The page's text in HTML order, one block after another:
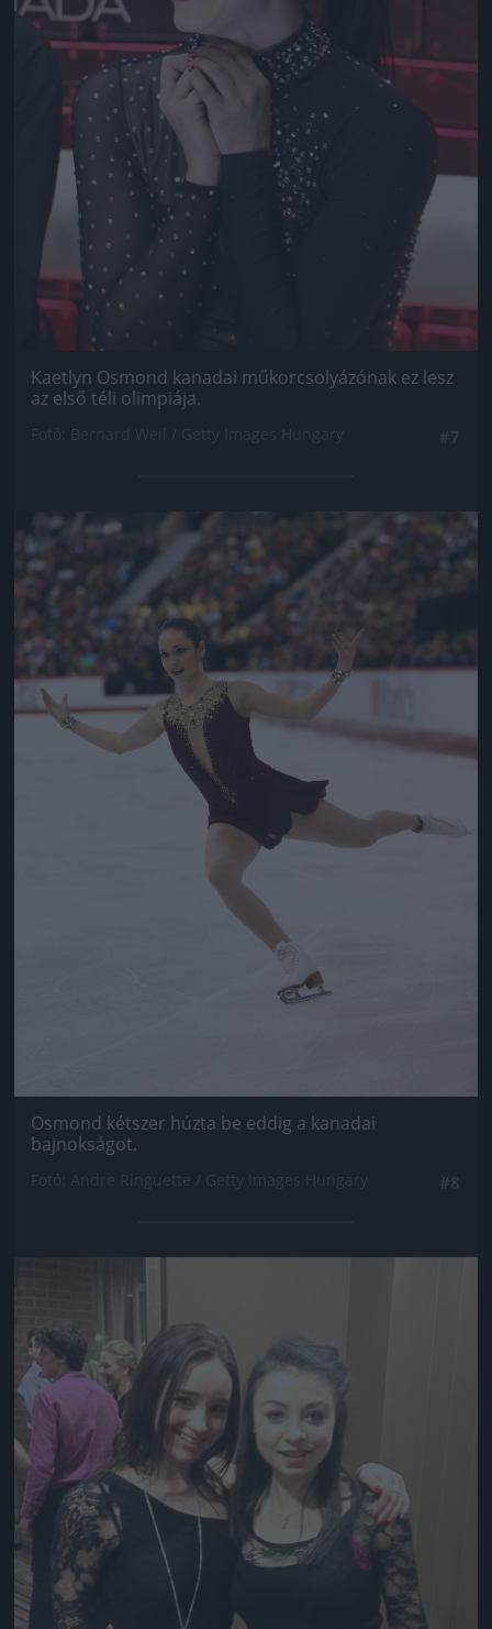
Kaetlyn Osmond kanadai műkorcsolyázónak ez lesz
az első téli olimpiája.
Jön még kép!
Osmond kétszer húzta be eddig a kanadai
bajnokságot.